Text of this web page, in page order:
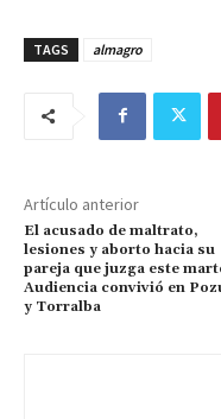
TAGS almagro
Artículo anterior
El acusado de maltrato,
lesiones y aborto hacia su
pareja que juzga este
Audiencia convivió en
y Torralba